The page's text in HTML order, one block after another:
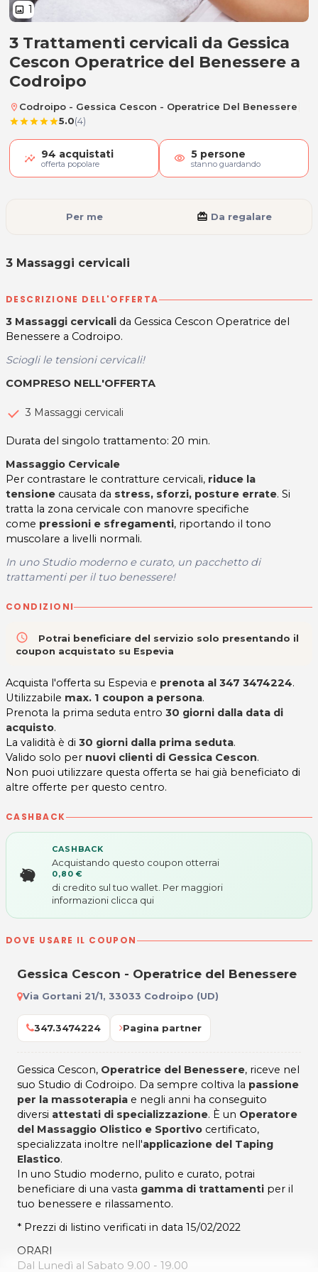
image 1
3 Massaggi cervicali
3 Trattamenti cervicali da Gessica
Cescon Operatrice del Benessere a
Codroipo
location_on Codroipo - Gessica Cescon - Operatrice Del Benessere
starstarstarstarstar5.0(4)
94 acquistati
offerta popolare visibility 5 persone
stanno guardando
3 Massaggi cervicali
Per me card_giftcard Da regalare
DESCRIZIONE DELL'OFFERTA
3 Massaggi cervicali da Gessica Cescon Operatrice del
Benessere a Codroipo.
Sciogli le tensioni cervicali!
COMPRESO NELL'OFFERTA
3 Massaggi cervicali
Durata del singolo trattamento: 20 min.
Massaggio Cervicale
Per contrastare le contratture cervicali, riduce la
tensione causata da stress, sforzi, posture errate. Si
tratta la zona cervicale con manovre specifiche
come pressioni e sfregamenti, riportando il tono
muscolare a livelli normali.
In uno Studio moderno e curato, un pacchetto di
trattamenti per il tuo benessere!
CONDIZIONI
access_time
Potrai beneficiare del servizio solo presentando il
coupon acquistato su Espevia
Acquista l'offerta su Espevia e prenota al 347 3474224.
Utilizzabile max. 1 coupon a persona.
Prenota la prima seduta entro 30 giorni dalla data di
acquisto.
La validità è di 30 giorni dalla prima seduta.
Valido solo per nuovi clienti di Gessica Cescon.
Non puoi utilizzare questa offerta se hai già beneficiato di
altre offerte per questo centro.
CASHBACK
CASHBACK
Acquistando questo coupon otterrai
0,80 €
di credito sul tuo wallet. Per maggiori
informazioni clicca qui
DOVE USARE IL COUPON
Gessica Cescon - Operatrice del Benessere
Via Gortani 21/1, 33033 Codroipo (UD)
347.3474224 Pagina partner
Gessica Cescon, Operatrice del Benessere, riceve nel
suo Studio di Codroipo. Da sempre coltiva la passione
per la massoterapia e negli anni ha conseguito
diversi attestati di specializzazione. È un Operatore
del Massaggio Olistico e Sportivo certificato,
specializzata inoltre nell'applicazione del Taping
Elastico.
In uno Studio moderno, pulito e curato, potrai
beneficiare di una vasta gamma di trattamenti per il
tuo benessere e rilassamento.
* Prezzi di listino verificati in data 15/02/2022
ORARI
Dal Lunedì al Sabato 9.00 - 19.00